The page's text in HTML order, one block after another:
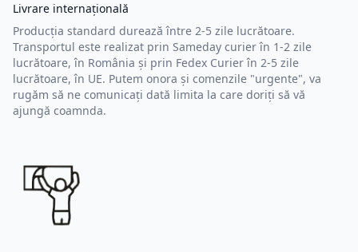
Livrare internațională
Producția standard durează între 2-5 zile lucrătoare.
Transportul este realizat prin Sameday curier în 1-2 zile
lucrătoare, în România și prin Fedex Curier în 2-5 zile
lucrătoare, în UE. Putem onora și comenzile "urgente", va
rugăm să ne comunicați dată limita la care doriți să vă
ajungă coamnda.